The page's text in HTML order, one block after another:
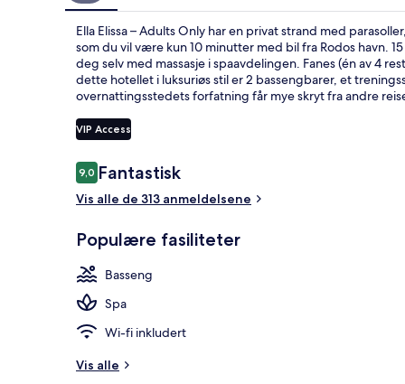
Ella Elissa – Adults Only har en privat strand med
som du vil være kun 10 minutter med bil fra Rodos havn.
deg selv med massasje i spaavdelingen. Fanes (én av 4
dette hotellet i luksuriøs stil er 2 bassengbarer, et
overnattingsstedets forfatning får mye skryt fra andre
VIP Access
Anmeldelser
9,09,0 av 10 –
Fantastisk
Vis alle de 313 anmeldelsene
Populære fasiliteter
Basseng
Spa
Wi-fi inkludert
Vis alle